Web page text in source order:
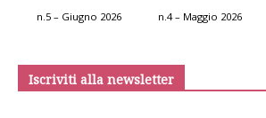
n.5 – Giugno 2026 n.4 – Maggio 2026
Iscriviti alla newsletter